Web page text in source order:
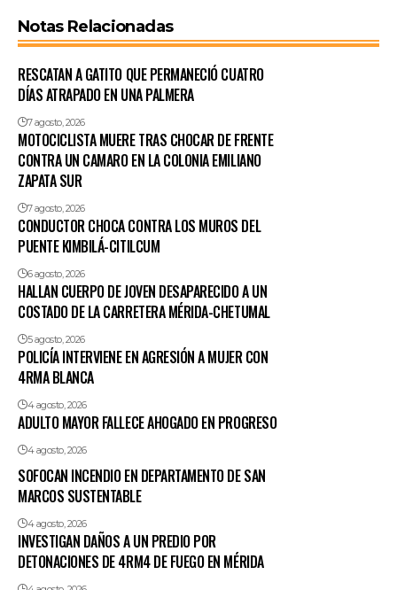
Notas Relacionadas
RESCATAN A GATITO QUE PERMANECIÓ CUATRO
DÍAS ATRAPADO EN UNA PALMERA
7 agosto, 2026
MOTOCICLISTA MUERE TRAS CHOCAR DE FRENTE
CONTRA UN CAMARO EN LA COLONIA EMILIANO
ZAPATA SUR
7 agosto, 2026
CONDUCTOR CHOCA CONTRA LOS MUROS DEL
PUENTE KIMBILÁ-CITILCUM
6 agosto, 2026
HALLAN CUERPO DE JOVEN DESAPARECIDO A UN
COSTADO DE LA CARRETERA MÉRIDA-CHETUMAL
5 agosto, 2026
POLICÍA INTERVIENE EN AGRESIÓN A MUJER CON
4RMA BLANCA
4 agosto, 2026
ADULTO MAYOR FALLECE AHOGADO EN PROGRESO
4 agosto, 2026
SOFOCAN INCENDIO EN DEPARTAMENTO DE SAN
MARCOS SUSTENTABLE
4 agosto, 2026
INVESTIGAN DAÑOS A UN PREDIO POR
DETONACIONES DE 4RM4 DE FUEGO EN MÉRIDA